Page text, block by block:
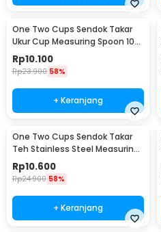
One Two Cups Sendok Takar
Ukur Cup Measuring Spoon 10
PCS - 16799
Rp10.100
Rp23.900 58%
+ Keranjang
One Two Cups Sendok Takar
Teh Stainless Steel Measuring
Spoon 5 PCS - S301
Rp10.600
Rp24.900 58%
+ Keranjang